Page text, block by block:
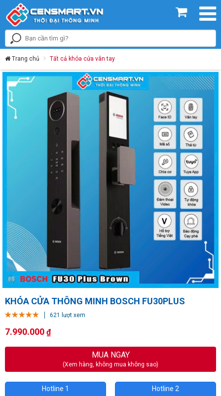
Trang chủ Tất cả khóa cửa vân tay
KHÓA CỬA THÔNG MINH BOSCH FU30PLUS
621 lượt xem
7.990.000 ₫
MUA NGAY
(Xem hàng, không mua không sao)
Hotline 1
Hotline 2